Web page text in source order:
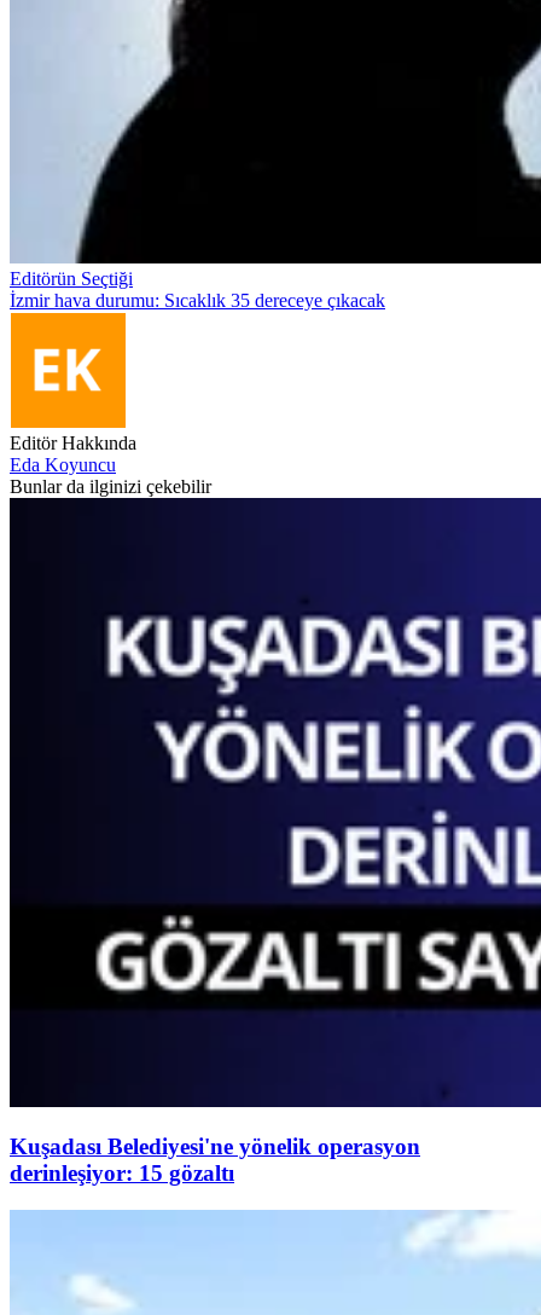
Editörün Seçtiği
İzmir hava durumu: Sıcaklık 35 dereceye çıkacak
Editör Hakkında
Eda Koyuncu
Bunlar da ilginizi çekebilir
Kuşadası Belediyesi'ne yönelik operasyon
derinleşiyor: 15 gözaltı